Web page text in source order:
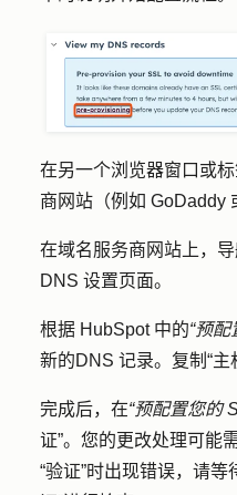
在另一个浏览器窗口或
商网站 （例如 GoDaddy
在域名服务商网站上，
DNS 设置页面。
根据 HubSpot 中的“预
新的DNS 记录。复制 “主
完成后，在“预配置您的
证”。您的更改处理可能
“验证”时出现错误，请等